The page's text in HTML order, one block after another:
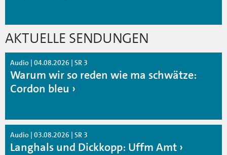
AKTUELLE SENDUNGEN
Audio | 04.08.2026 | SR 3
Warum wir so reden wie ma schwätze:
Cordon bleu
Audio | 03.08.2026 | SR 3
Langhals und Dickkopp: Uffm Amt